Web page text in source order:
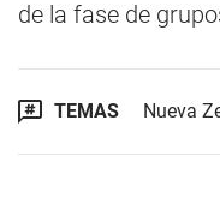
de la fase de
TEMAS Nueva